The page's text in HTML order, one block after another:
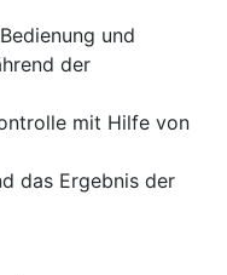
und
der
mit Hilfe von
das Ergebnis der